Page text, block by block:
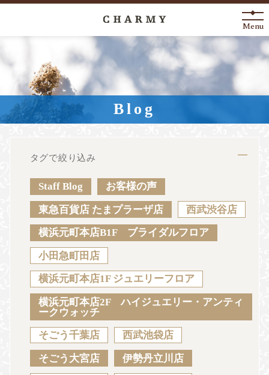
New Arrival
About
Engagement Ring
Anniversary
News Blog
Sustainability Voice Catalog
JA EN CH KO
Menu
Blog
タグで絞り込み
Staff Blog お客様の声
東急百貨店 たまプラーザ店 西武渋谷店
横浜元町本店B1F ブライダルフロア
小田急町田店
横浜元町本店1F ジュエリーフロア
横浜元町本店2F ハイジュエリー・アンティ
ークウォッチ
そごう千葉店 西武池袋店
そごう大宮店 伊勢丹立川店